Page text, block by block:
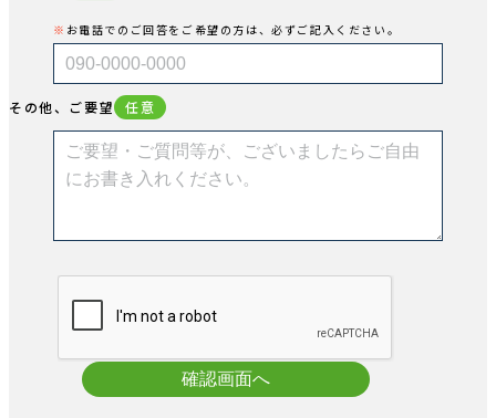
お電話でのご回答をご希望の方は、必ずご記入ください。
その他、ご要望 任意
確認画面へ